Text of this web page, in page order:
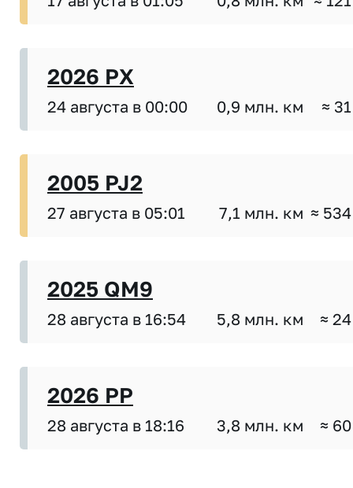
2026 PX
24 августа в 00:00 0,9 млн. км ≈
2005 PJ2
27 августа в 05:01 7,1 млн. км ≈
2025 QM9
28 августа в 16:54 5,8 млн. км ≈
2026 PP
28 августа в 18:16 3,8 млн. км ≈